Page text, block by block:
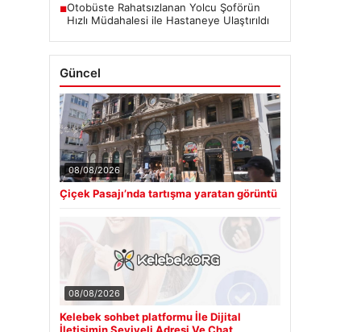
■Otobüste Rahatsızlanan Yolcu Şoförün
Hızlı Müdahalesi ile Hastaneye Ulaştırıldı
Güncel
08/08/2026
Çiçek Pasajı’nda tartışma yaratan görüntü
08/08/2026
Kelebek sohbet platformu İle Dijital